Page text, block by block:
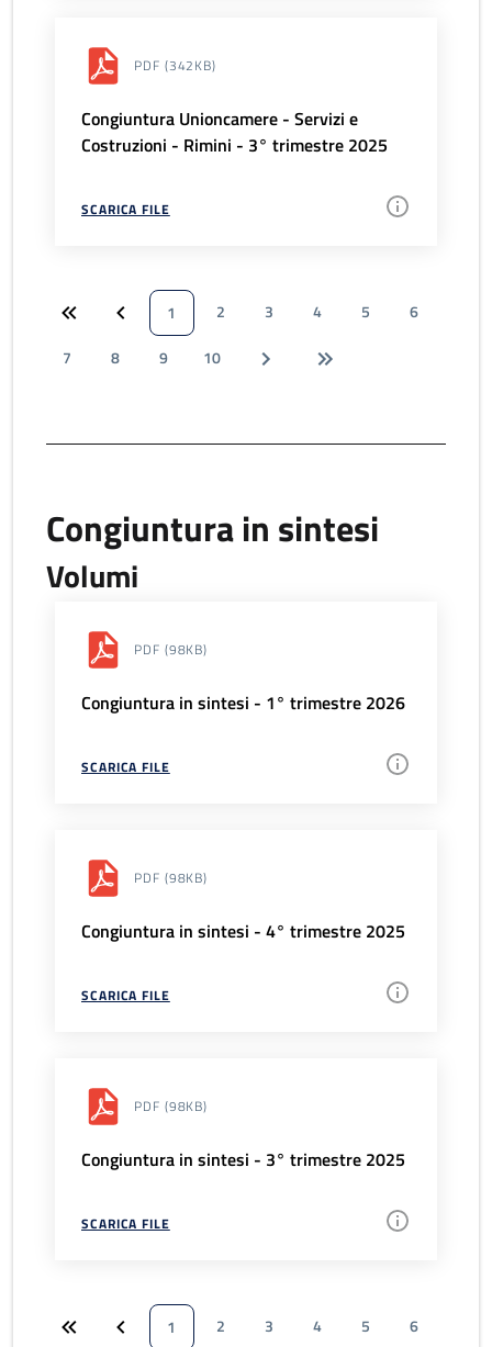
PDF (342KB)
Congiuntura Unioncamere - Servizi e
Costruzioni - Rimini - 3° trimestre 2025
SCARICA FILE
1 2 3 4 5
6
7
8 9 10
Congiuntura in sintesi
Volumi
PDF (98KB)
Congiuntura in sintesi - 1° trimestre 2026
SCARICA FILE
PDF (98KB)
Congiuntura in sintesi - 4° trimestre 2025
SCARICA FILE
PDF (98KB)
Congiuntura in sintesi - 3° trimestre 2025
SCARICA FILE
1 2 3 4 5
6